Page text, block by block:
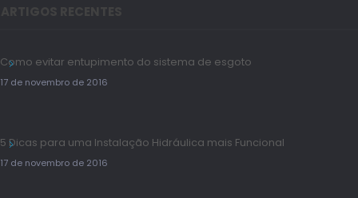
Como evitar entupimento do sistema de esgoto
17 de novembro de 2016
5 Dicas para uma Instalação Hidráulica mais Funcional
17 de novembro de 2016